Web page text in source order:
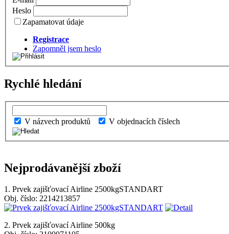
Heslo
Zapamatovat údaje
Registrace
Zapomněl jsem heslo
Rychlé hledání
V názvech produktů V objednacích číslech
Nejprodávanější zboží
1. Prvek zajišťovací Airline 2500kgSTANDART
Obj. číslo: 2214213857
2. Prvek zajišťovací Airline 500kg